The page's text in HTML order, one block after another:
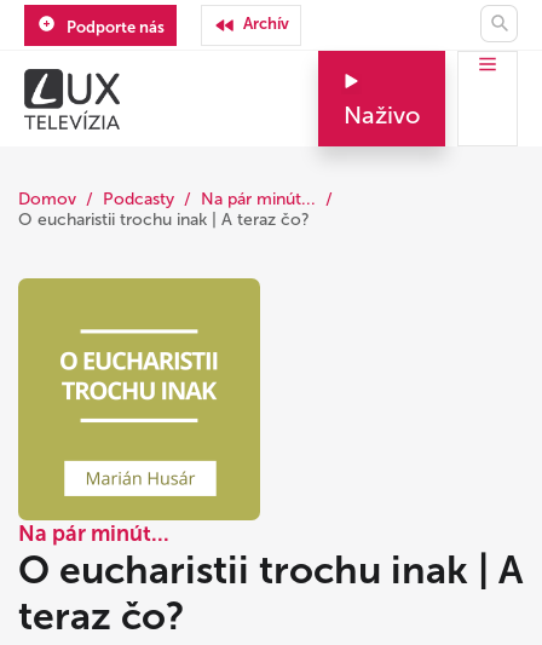
Podporte nás Archív
Naživo
Domov Podcasty
Na pár minút...
O eucharistii trochu inak | A teraz čo?
Na pár minút...
O eucharistii trochu inak | A
teraz čo?